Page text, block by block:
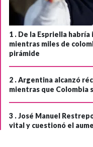
1 . De la Espriella habría
mientras miles de
pirámide
2 .Argentina alcanzó
mientras que Colombia
3 .José Manuel
vital y cuestionó el